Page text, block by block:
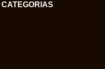
CATEGORIAS